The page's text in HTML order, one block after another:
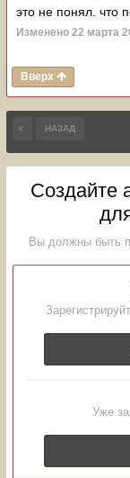
это не понял. что
Изменено 22 марта
Вверх
НАЗАД
Создайте
Вы должны быть
Уже